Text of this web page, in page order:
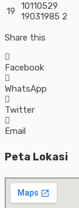
19
10110529
19031985 2
Share this
Facebook
WhatsApp
Twitter
Email
Peta Lokasi